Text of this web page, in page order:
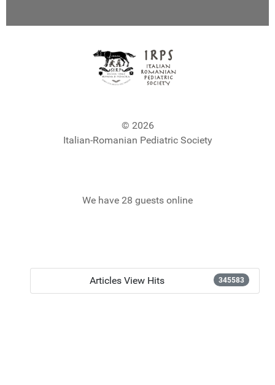
© 2026
Italian-Romanian Pediatric Society
We have 28 guests online
Articles View Hits 345583